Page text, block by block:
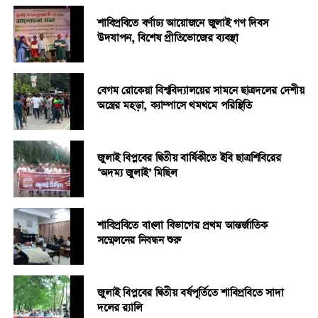
সাধারণত বাজেটে শুল্ক-করসংক্রান্ত প্রস্তাব তাৎক্ষণিকভাবে কার্যকর হয়।
সে হিসাবে নতুন ন্যূনতম শুল্কায়ন মূল্য বাজেট ঘোষণার দিন থেকেই
কার্যকর হতে যাচ্ছে।
RELATED TOPICS:
UP NEXT
কেন খাবেন না কোমল পানীয়?
DON'T MISS
মূল্যস্ফীতি সাড়ে ৭ শতাংশে নামিয়ে আনা প্রায় অসম্ভব: সিপিডি
শাবিপ্রবিতে বর্ণাঢ্য আয়োজনে জুলাই গণ দিবস
উদযাপন, বিশেষ প্রীতিভোজের ব্যবস্থা
বেগম রোকেয়া বিশ্ববিদ্যালয়ের সামনে ছাত্রদলের দেশীয়
অস্ত্রের মহড়া, ক্যাম্পাসে থমথমে পরিস্থিতি
জুলাই বিপ্লবের দ্বিতীয় বার্ষিকীতে ইবি ছাত্রশিবিরের
‘অদম্য জুলাই’ মিছিল
শাবিপ্রবিতে বাংলা বিভাগের প্রথম আন্তর্জাতিক
সম্মেলনের নিবন্ধন শুরু
জুলাই বিপ্লবের দ্বিতীয় বর্ষপূর্তিতে শাবিপ্রবিতে সাদা
দলের র‍্যালি